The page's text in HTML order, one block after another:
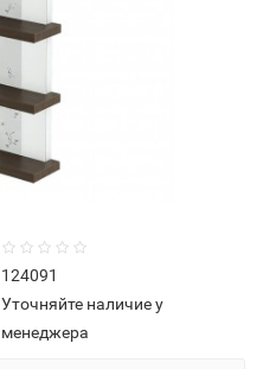
124091
Уточняйте наличие у
менеджера